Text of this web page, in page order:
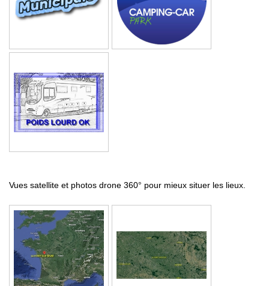
Vues satellite et photos drone 360° pour mieux situer les lieux.